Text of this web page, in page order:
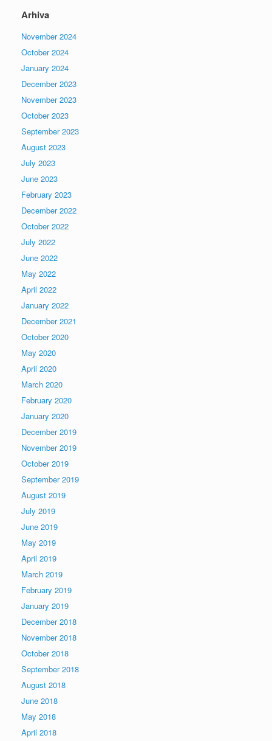
Arhiva
November 2024
October 2024
January 2024
December 2023
November 2023
October 2023
September 2023
August 2023
July 2023
June 2023
February 2023
December 2022
October 2022
July 2022
June 2022
May 2022
April 2022
January 2022
December 2021
October 2020
May 2020
April 2020
March 2020
February 2020
January 2020
December 2019
November 2019
October 2019
September 2019
August 2019
July 2019
June 2019
May 2019
April 2019
March 2019
February 2019
January 2019
December 2018
November 2018
October 2018
September 2018
August 2018
June 2018
May 2018
April 2018